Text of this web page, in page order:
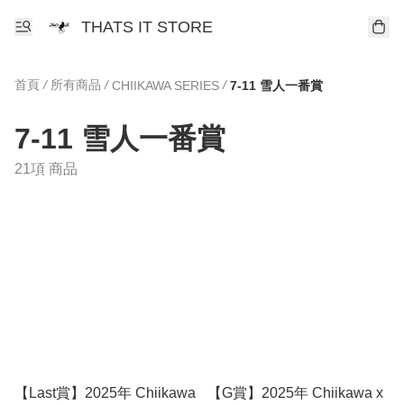
THATS IT STORE
首頁 / 所有商品 / CHIIKAWA SERIES / 7-11 雪人一番賞
7-11 雪人一番賞
21項 商品
【Last賞】2025年 Chiikawa
【G賞】2025年 Chiikawa x